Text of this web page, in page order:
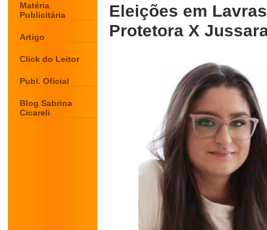
Matéria
Publicitária
Artigo
Click do Leitor
Publ. Oficial
Blog Sabrina
Cicareli
Eleições em
Protetora X